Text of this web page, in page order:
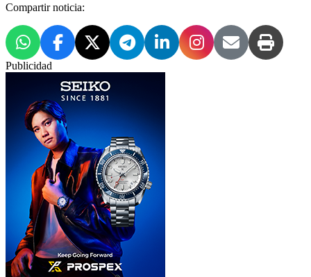
Compartir noticia:
Publicidad